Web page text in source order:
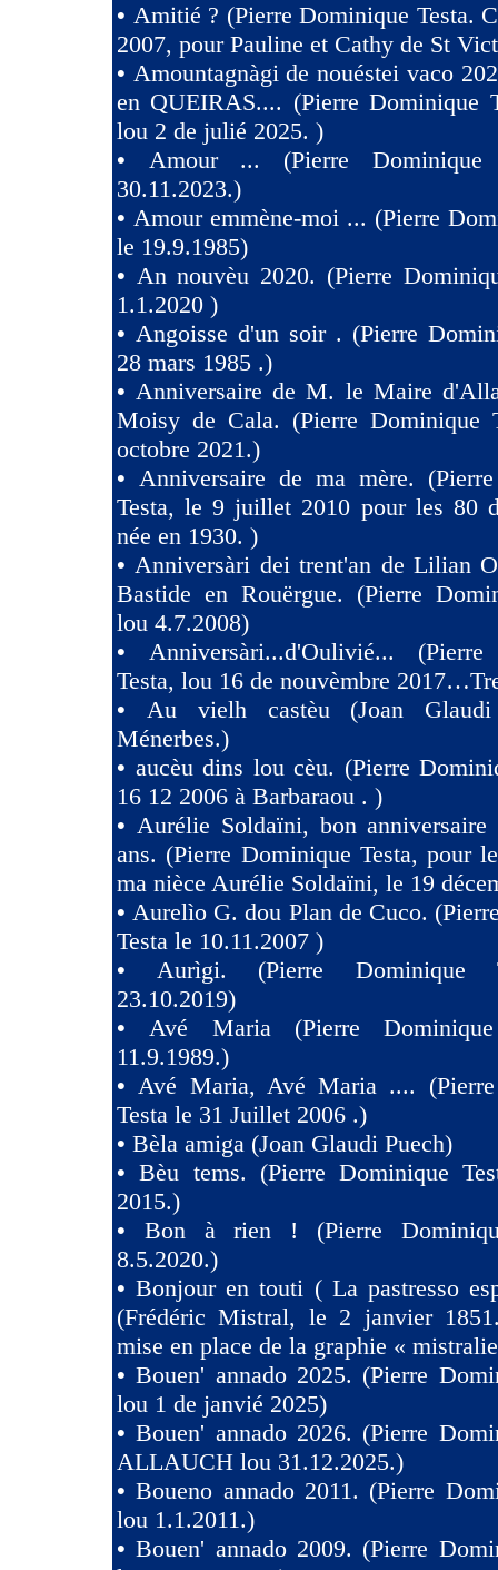
• Amitié ? (Pierre Dominique Testa.
2007, pour Pauline et Cathy de St
• Amountagnàgi de nouéstei vaco
en QUEIRAS.... (Pierre Dominique
lou 2 de julié 2025. )
• Amour ... (Pierre Dominique
30.11.2023.)
• Amour emmène-moi ... (Pierre
le 19.9.1985)
• An nouvèu 2020. (Pierre
1.1.2020 )
• Angoisse d'un soir . (Pierre
28 mars 1985 .)
•Anniversaire de M. le Maire
Moisy de Cala. (Pierre Dominique
octobre 2021.)
• Anniversaire de ma mère.
Testa, le 9 juillet 2010 pour les 80
née en 1930. )
•Anniversàri dei trent'an de Lilian
Bastide en Rouërgue. (Pierre
lou 4.7.2008)
• Anniversàri...d'Oulivié...
Testa, lou 16 de nouvèmbre
• Au vielh castèu (Joan
Ménerbes.)
• aucèu dins lou cèu. (Pierre
16 12 2006 à Barbaraou . )
• Aurélie Soldaïni, bon
ans. (Pierre Dominique Testa, pour
ma nièce Aurélie Soldaïni, le 19
•Aurelìo G. dou Plan de Cuco.
Testa le 10.11.2007 )
•Aurìgi. (Pierre Dominique
23.10.2019)
•Avé Maria (Pierre
11.9.1989.)
•Avé Maria, Avé Maria ....
Testa le 31 Juillet 2006 .)
• Bèla amiga (Joan Glaudi Puech)
•Bèu tems. (Pierre Dominique
2015.)
• Bon à rien ! (Pierre
8.5.2020.)
•Bonjour en touti ( La pastresso
(Frédéric Mistral, le 2 janvier
mise en place de la graphie «
•Bouen' annado 2025. (Pierre
lou 1 de janvié 2025)
•Bouen' annado 2026. (Pierre
ALLAUCH lou 31.12.2025.)
•Boueno annado 2011. (Pierre
lou 1.1.2011.)
•Bouen' annado 2009. (Pierre